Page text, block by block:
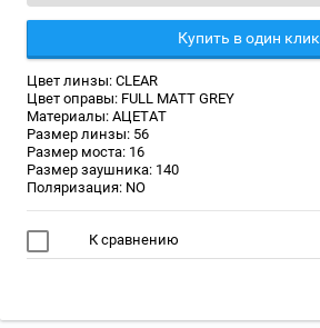
Купить в один клик
Цвет линзы: CLEAR
Цвет оправы: FULL MATT GREY
Материалы: АЦЕТАТ
Размер линзы: 56
Размер моста: 16
Размер заушника: 140
Поляризация: NO
К сравнению